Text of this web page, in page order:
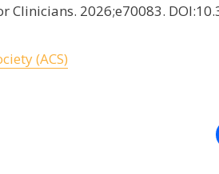
Clinicians. 2026;e70083.
(ACS)